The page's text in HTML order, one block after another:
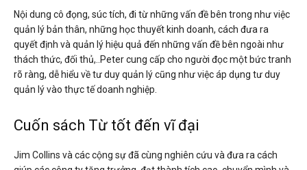
Nội dung cô đọng, súc tích, đi từ những vấn đề bên trong như việc
quản lý bản thân, những học thuyết kinh doanh, cách đưa ra
quyết định và quản lý hiệu quả đến những vấn đề bên ngoài như
thách thức, đối thủ,..Peter cung cấp cho người đọc một bức tranh
rõ ràng, dễ hiểu về tư duy quản lý cũng như việc áp dụng tư duy
quản lý vào thực tế doanh nghiệp.
Cuốn sách Từ tốt đến vĩ đại
Jim Collins và các cộng sự đã cùng nghiên cứu và đưa ra cách